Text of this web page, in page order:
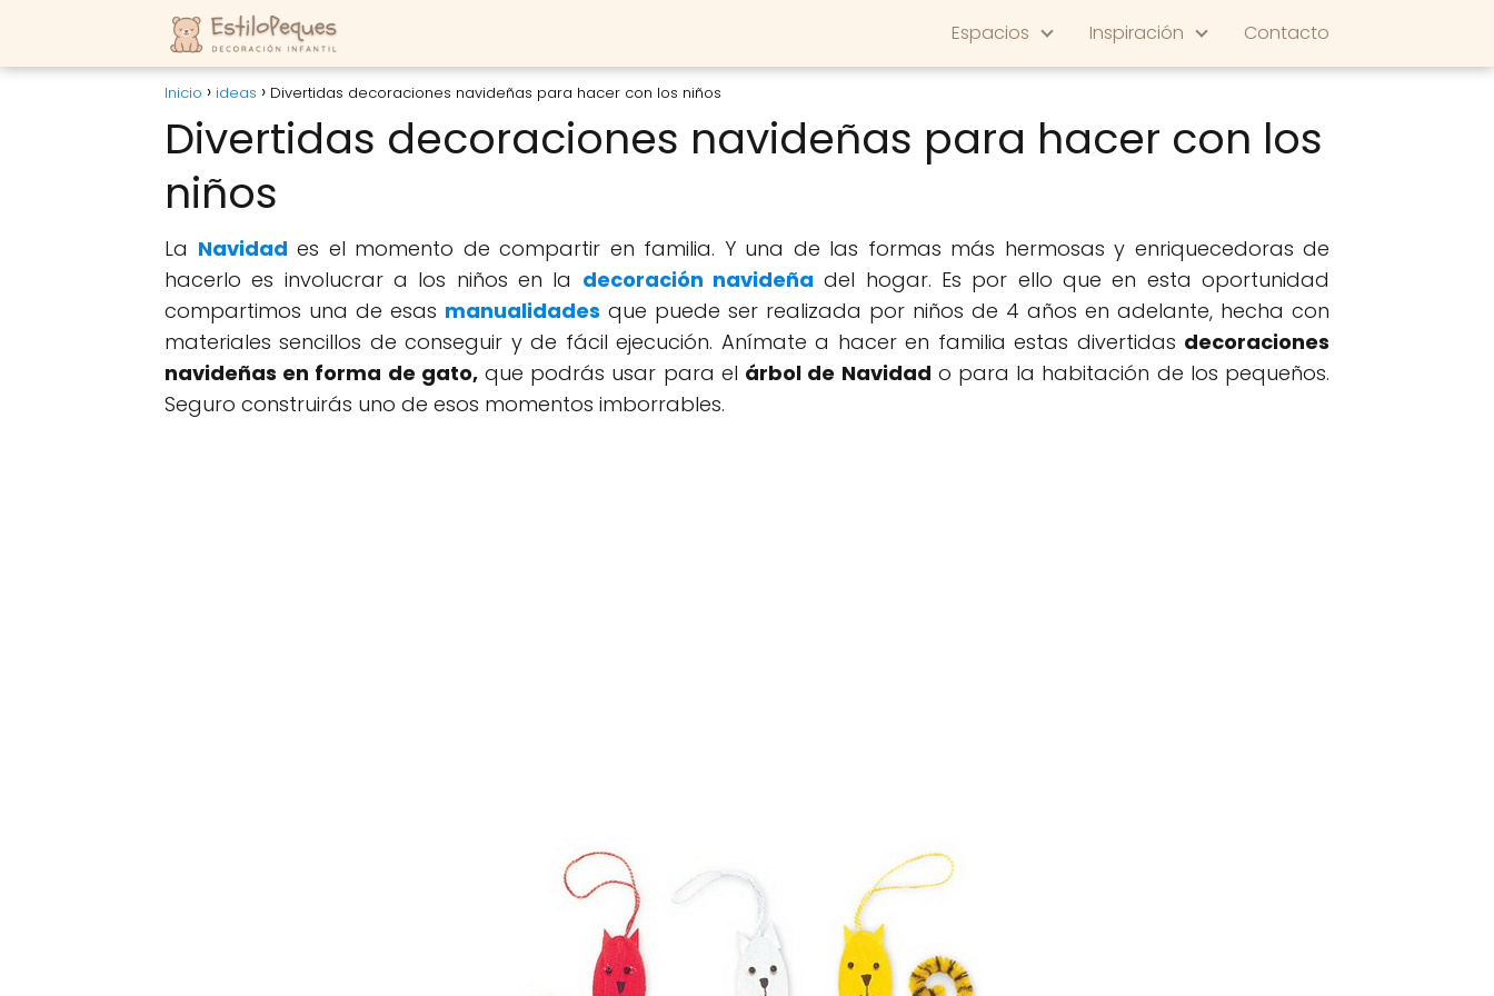
Espacios Inspiración Contacto
Inicio ideas Divertidas decoraciones navideñas para hacer con los niños
Divertidas decoraciones navideñas para hacer con los
niños
La Navidad es el momento de compartir en familia. Y una de las formas más hermosas y enriquecedoras de
hacerlo es involucrar a los niños en la decoración navideña del hogar. Es por ello que en esta oportunidad
compartimos una de esas manualidades que puede ser realizada por niños de 4 años en adelante, hecha con
materiales sencillos de conseguir y de fácil ejecución. Anímate a hacer en familia estas divertidas decoraciones
navideñas en forma de gato,que podrás usar para el árbol de Navidad o para la habitación de los pequeños.
Seguro construirás uno de esos momentos imborrables.